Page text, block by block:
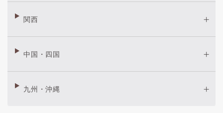
関西
中国・四国
九州・沖縄